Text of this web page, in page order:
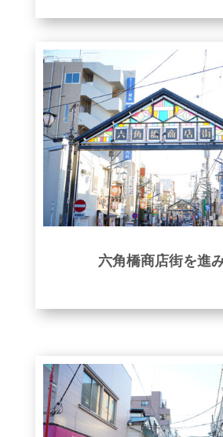
六角橋商店街を進